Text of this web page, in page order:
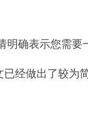
确表示您需要
经做出了较为